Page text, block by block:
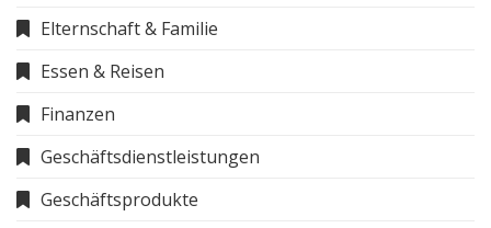
Elternschaft & Familie
Essen & Reisen
Finanzen
Geschäftsdienstleistungen
Geschäftsprodukte